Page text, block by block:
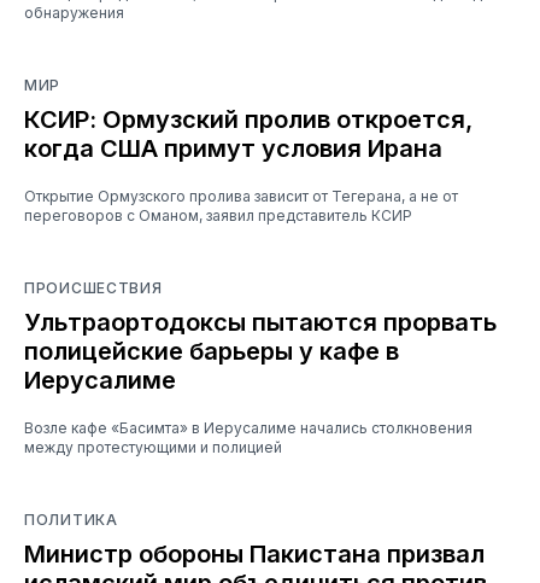
обнаружения
МИР
КСИР: Ормузский пролив откроется,
когда США примут условия Ирана
Открытие Ормузского пролива зависит от Тегерана, а не от
переговоров с Оманом, заявил представитель КСИР
ПРОИСШЕСТВИЯ
Ультраортодоксы пытаются прорвать
полицейские барьеры у кафе в
Иерусалиме
Возле кафе «Басимта» в Иерусалиме начались столкновения
между протестующими и полицией
ПОЛИТИКА
Министр обороны Пакистана призвал